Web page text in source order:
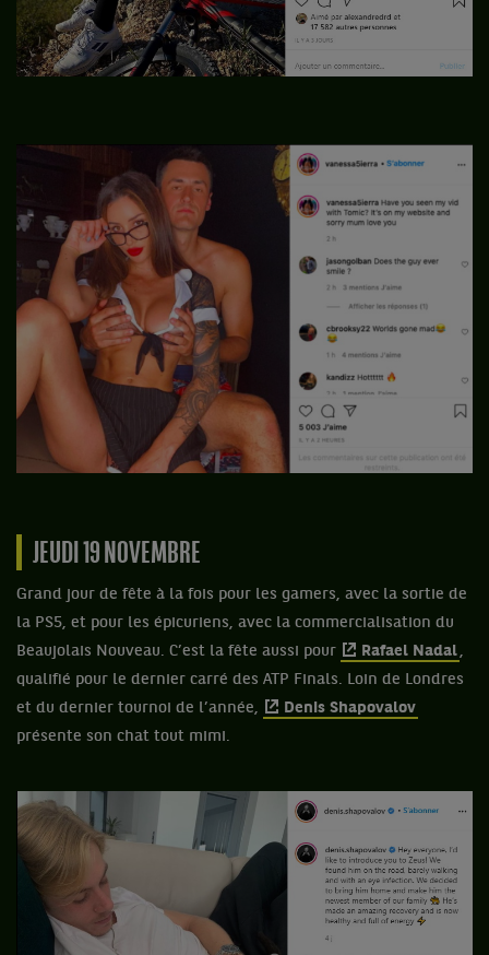
JEUDI 19 NOVEMBRE
Grand jour de fête à la fois pour les gamers, avec la sortie de
la PS5, et pour les épicuriens, avec la commercialisation du
Beaujolais Nouveau. C’est la fête aussi pour
Rafael Nadal,
qualifié pour le dernier carré des ATP Finals. Loin de Londres
et du dernier tournoi de l’année,
Denis Shapovalov
présente son chat tout mimi.